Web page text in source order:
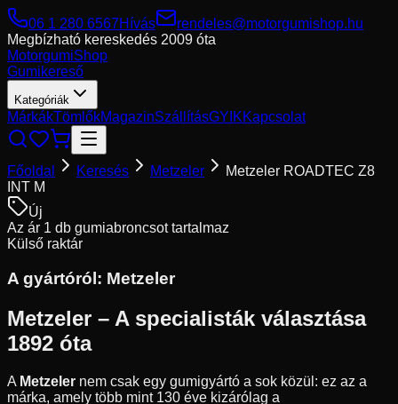
06 1 280 6567Hívás
rendeles@motorgumishop.hu
Megbízható kereskedés 2009 óta
MotorgumiShop
Gumikereső
Kategóriák
MárkákTömlőkMagazinSzállításGYIKKapcsolat
Főoldal Keresés Metzeler
Metzeler ROADTEC Z8
INT M
Új
Az ár 1 db gumiabroncsot tartalmaz
Külső raktár
A gyártóról: Metzeler
Metzeler – A specialisták választása
1892 óta
A Metzeler nem csak egy gumigyártó a sok közül: ez az a
márka, amely több mint 130 éve kizárólag a